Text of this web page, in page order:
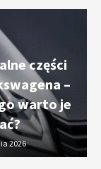
części
–
warto je
2026
pracę
– jak